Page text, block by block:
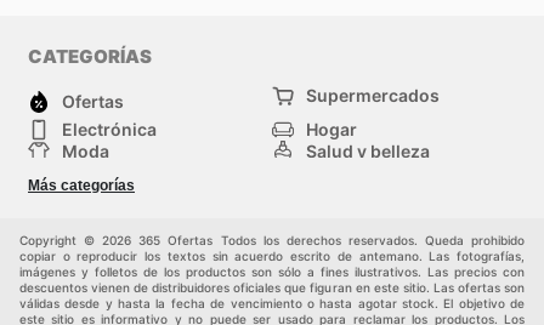
CATEGORÍAS
Ofertas
Supermercados
Electrónica
Hogar
Moda
Salud y belleza
Deportes
Más categorías
Copyright © 2026 365 Ofertas Todos los derechos reservados. Queda prohibido
copiar o reproducir los textos sin acuerdo escrito de antemano. Las fotografías,
imágenes y folletos de los productos son sólo a fines ilustrativos. Las precios con
descuentos vienen de distribuidores oficiales que figuran en este sitio. Las ofertas son
válidas desde y hasta la fecha de vencimiento o hasta agotar stock. El objetivo de
este sitio es informativo y no puede ser usado para reclamar los productos. Los